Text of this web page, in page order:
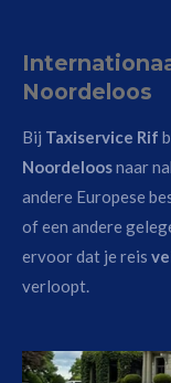
Noordeloos
Bij Taxiservice Rif
Noordeloosnaar
andere Europese
of een andere
ervoor dat je reis
verloopt.